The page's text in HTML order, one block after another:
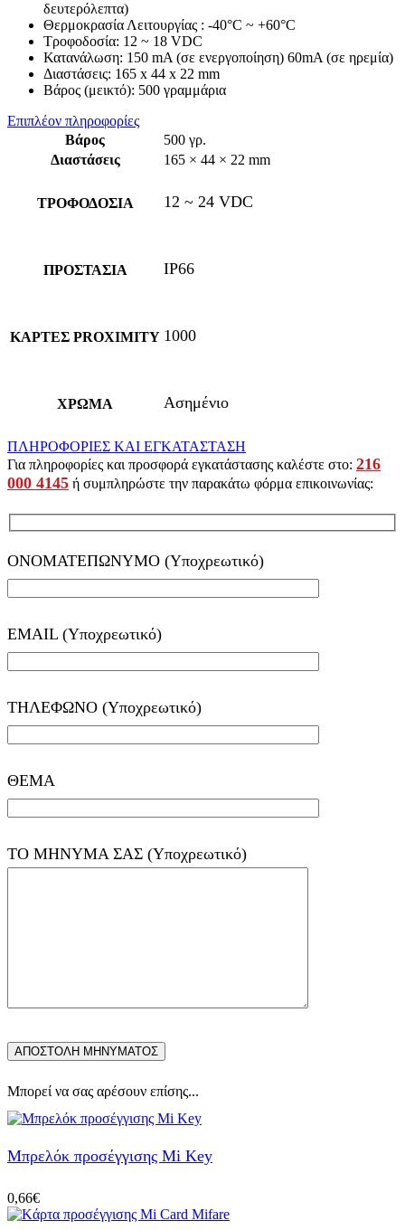
δευτερόλεπτα)
Θερμοκρασία Λειτουργίας : -40°C ~ +60°C
Tροφοδοσία: 12 ~ 18 VDC
Κατανάλωση: 150 mA (σε ενεργοποίηση) 60mA (σε ηρεμία)
Διαστάσεις: 165 x 44 x 22 mm
Βάρος (μεικτό): 500 γραμμάρια
Επιπλέον πληροφορίες
Βάρος
500 γρ.
Διαστάσεις
165 × 44 × 22 mm
ΤΡΟΦΟΔΟΣΙΑ 12 ~ 24 VDC
ΠΡΟΣΤΑΣΙΑ IP66
ΚΑΡΤΕΣ PROXIMITY 1000
ΧΡΩΜΑ Ασημένιο
ΠΛΗΡΟΦΟΡΙΕΣ ΚΑΙ ΕΓΚΑΤΑΣΤΑΣΗ
Για πληροφορίες και προσφορά εγκατάστασης καλέστε στο: 216
000 4145 ή συμπληρώστε την παρακάτω φόρμα επικοινωνίας:
ΟΝΟΜΑΤΕΠΩΝΥΜΟ (Υποχρεωτικό)
EMAIL (Υποχρεωτικό)
ΤΗΛΕΦΩΝΟ (Υποχρεωτικό)
ΘΕΜΑ
ΤΟ ΜΗΝΥΜΑ ΣΑΣ (Υποχρεωτικό)
Μπορεί να σας αρέσουν επίσης...
Μπρελόκ προσέγγισης Mi Key
0,66€